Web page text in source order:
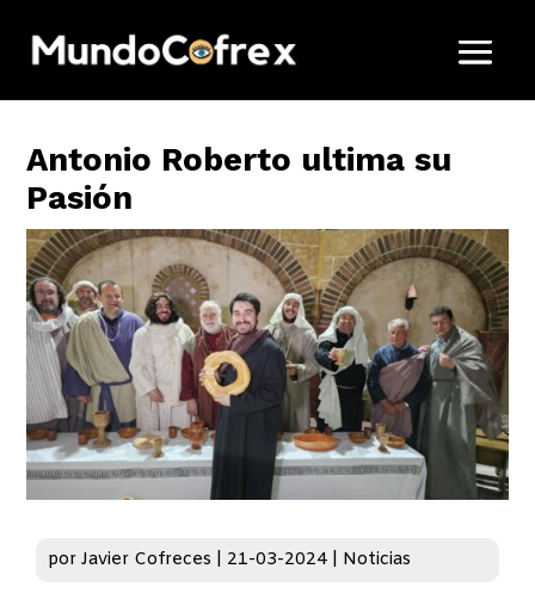
Antonio Roberto ultima su
Pasión
porJavier Cofreces 21-03-2024 Noticias